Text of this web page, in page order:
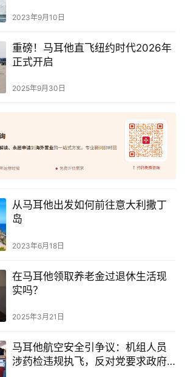
2023年9月10日
重磅！马耳他直飞纽约时代2026年
正式开启
2025年9月30日
从马耳他出发如何前往意大利撒丁
岛
2023年6月18日
在马耳他领取养老金过退休生活现
实吗？
2025年3月21日
马耳他航空安全引争议：机组人员
涉药检违规执飞，反对党要求政府